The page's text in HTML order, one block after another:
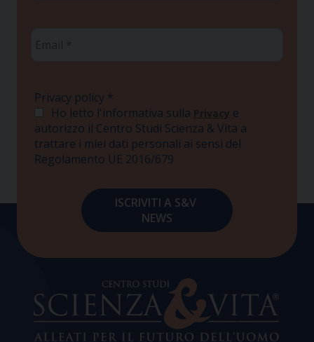
Privacy policy *
Ho letto l'informativa sulla Privacy e
autorizzo il Centro Studi Scienza & Vita a
trattare i miei dati personali ai sensi del
Regolamento UE 2016/679